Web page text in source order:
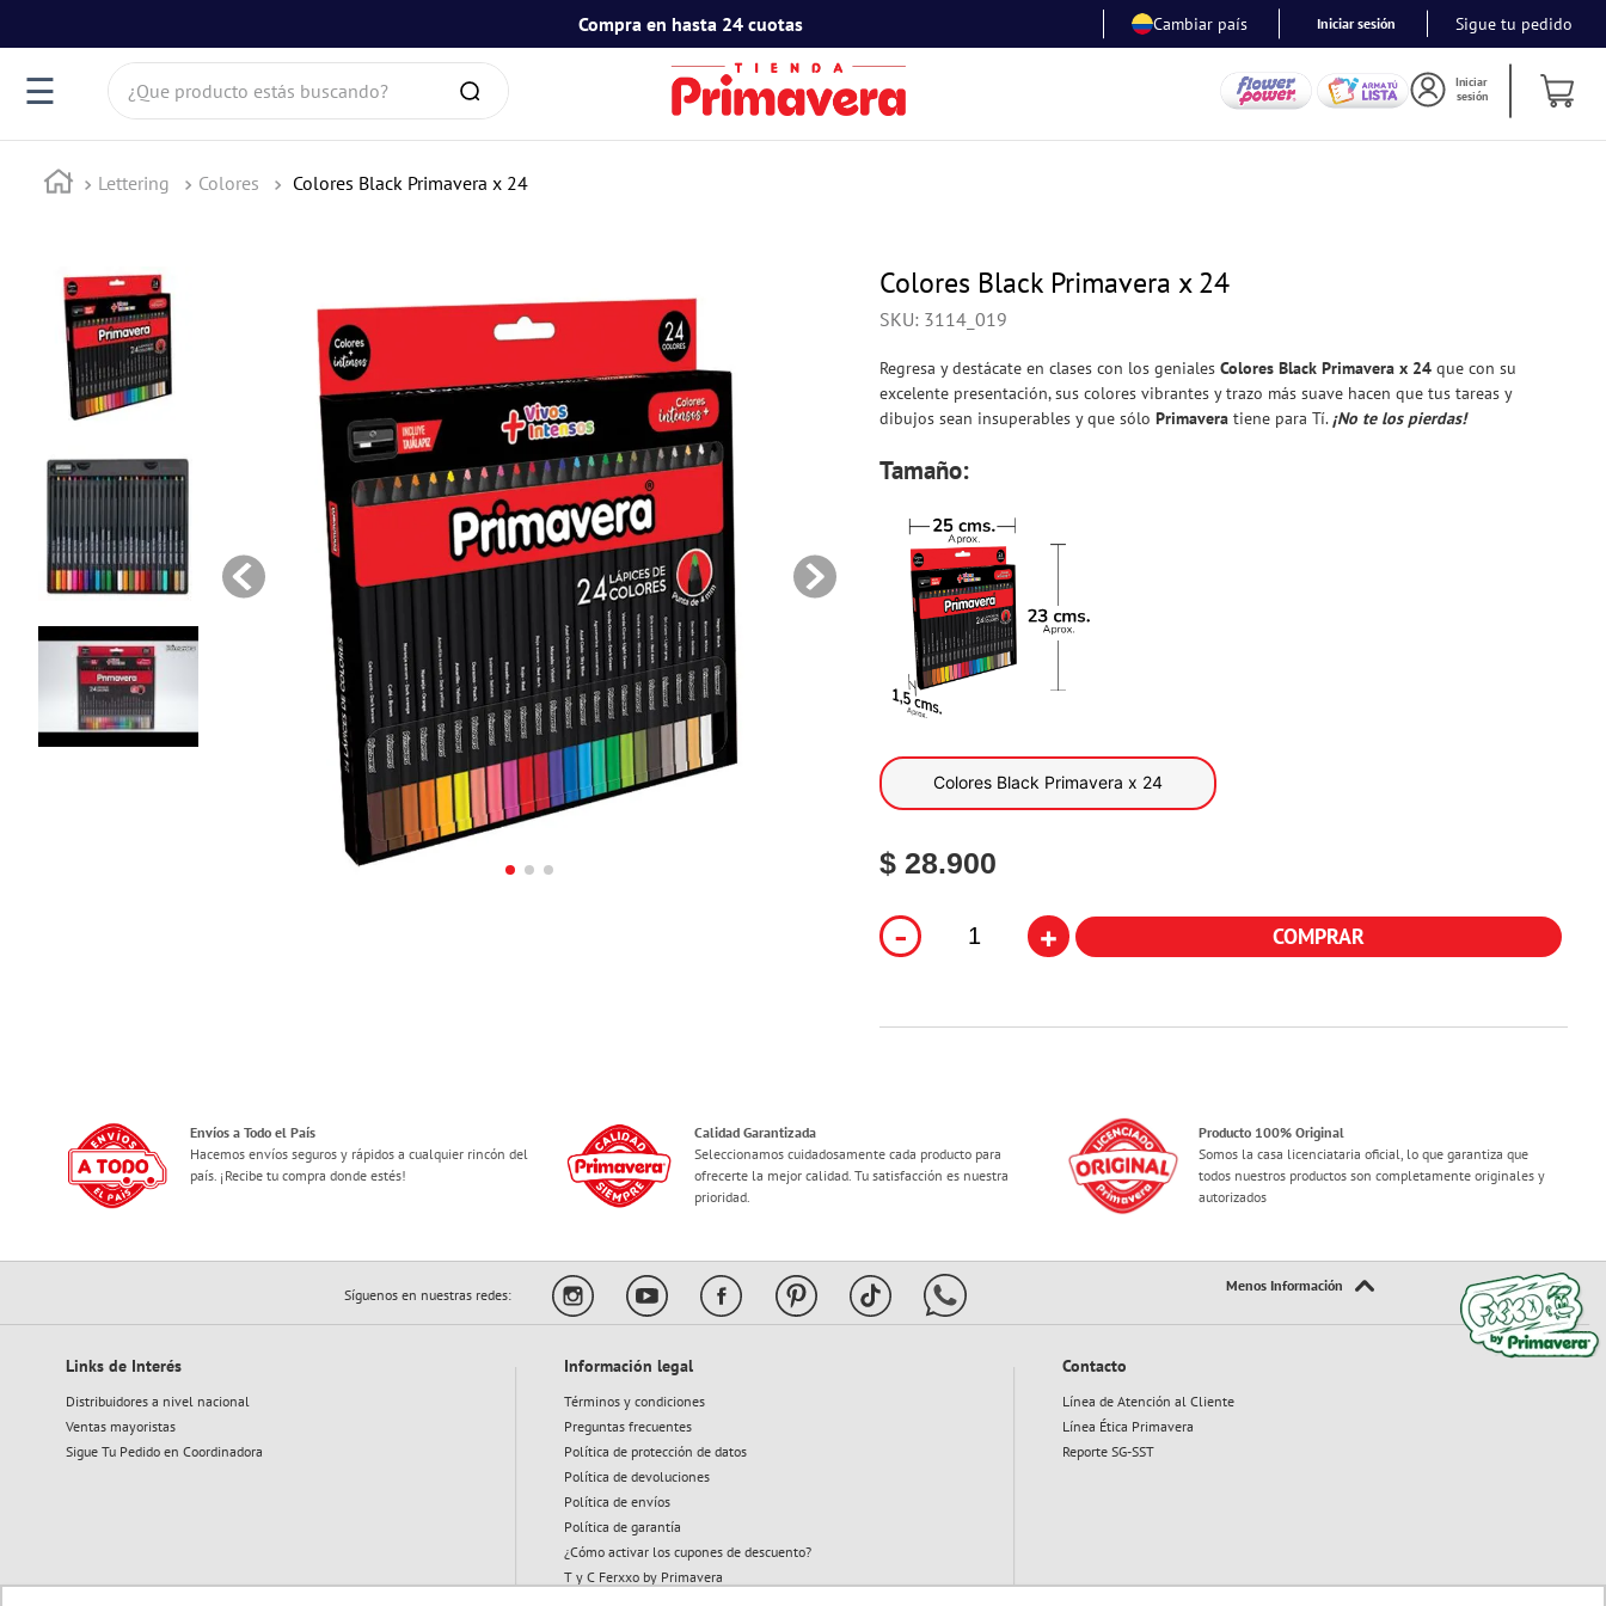
Compra en hasta 24 cuotas Cambiar país Iniciar sesión Sigue tu pedido
☰ ¿Que producto estás buscando?
Iniciar
sesión
Lettering Colores Colores Black Primavera x 24
Colores Black Primavera x 24
SKU: 3114_019
Regresa y destácate en clases con los geniales Colores Black Primavera x 24 que con su
excelente presentación, sus colores vibrantes y trazo más suave hacen que tus tareas y
dibujos sean insuperables y que sólo Primavera tiene para Tí. ¡No te los pierdas!
Tamaño:
Colores Black Primavera x 24
$ 28.900
- + COMPRAR
Envíos a Todo el País
Hacemos envíos seguros y rápidos a cualquier rincón del
país. ¡Recibe tu compra donde estés!
Calidad Garantizada
Seleccionamos cuidadosamente cada producto para
ofrecerte la mejor calidad. Tu satisfacción es nuestra
prioridad.
Producto 100% Original
Somos la casa licenciataria oficial, lo que garantiza que
todos nuestros productos son completamente originales y
autorizados
Síguenos en nuestras redes:
Links de Interés
Distribuidores a nivel nacional
Ventas mayoristas
Sigue Tu Pedido en Coordinadora
Información legal
Términos y condiciones
Preguntas frecuentes
Política de protección de datos
Política de devoluciones
Política de envíos
Política de garantía
¿Cómo activar los cupones de descuento?
T y C Ferxxo by Primavera
Contacto
Línea de Atención al Cliente
Línea Ética Primavera
Reporte SG-SST
TÉRMINOS MÁS BUSCADOS
4.
mafalda
5.
mickey mouse
6.
minnie mouse
7.
spidey
8 .
barbie
9.
ferxxo
10. flower power